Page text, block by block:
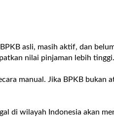
asli, masih aktif, dan
nilai pinjaman lebih
manual. Jika BPKB bukan
di wilayah Indonesia akan